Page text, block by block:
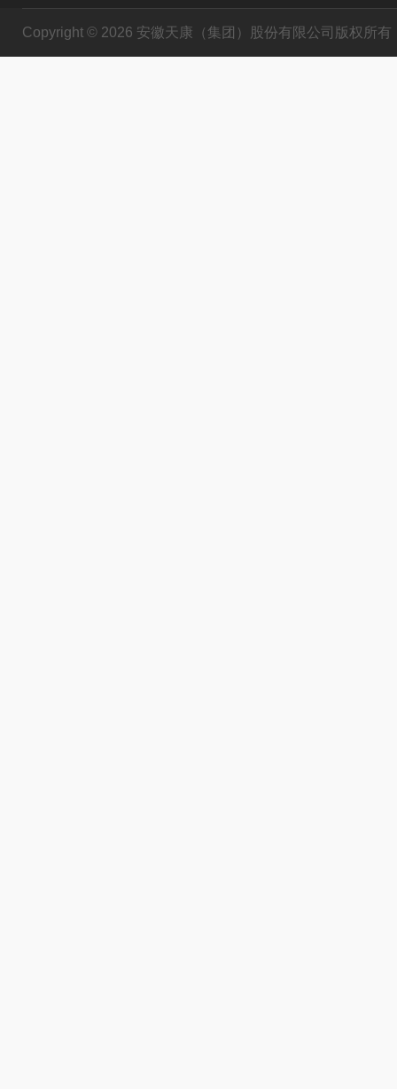
Copyright © 2026 安徽天康（集团）股份有限公司版权所有